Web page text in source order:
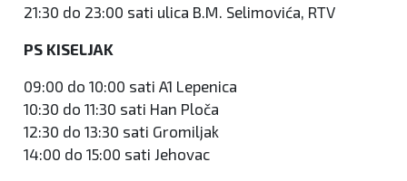
21:30 do 23:00 sati ulica B.M. Selimovića, RTV
PS KISELJAK
09:00 do 10:00 sati A1 Lepenica
10:30 do 11:30 sati Han Ploča
12:30 do 13:30 sati Gromiljak
14:00 do 15:00 sati Jehovac